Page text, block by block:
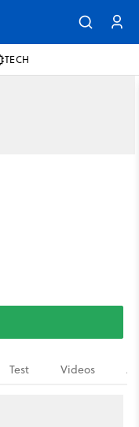
TECH
Test Videos